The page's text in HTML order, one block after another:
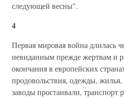
следующей весны".
4
Первая мировая война длилась
невиданным прежде жертвам и
окончания в европейских
продовольствия, одежды,
заводы простаивали, транспорт